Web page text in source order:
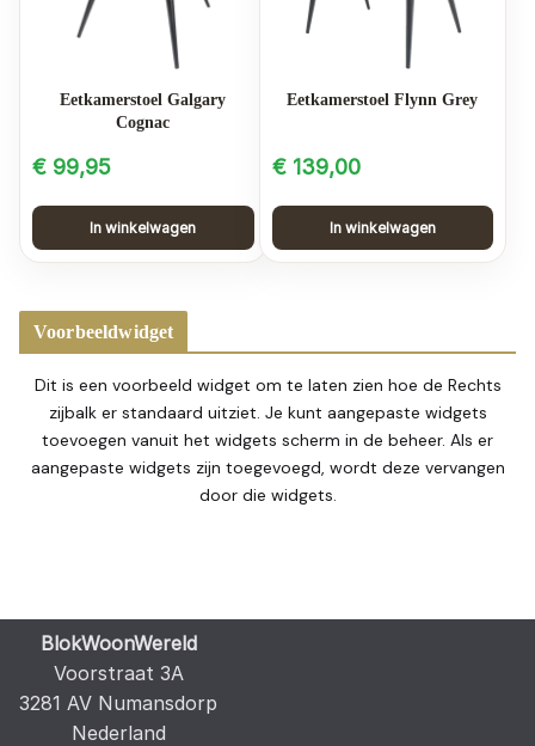
Eetkamerstoel Galgary
Cognac
€ 99,95
In winkelwagen
Eetkamerstoel Flynn Grey
€139,00
In winkelwagen
Voorbeeldwidget
Dit is een voorbeeld widget om te laten zien hoe de Rechts
zijbalk er standaard uitziet. Je kunt aangepaste widgets
toevoegen vanuit het widgets scherm in de beheer. Als er
aangepaste widgets zijn toegevoegd, wordt deze vervangen
door die widgets.
BlokWoonWereld
Voorstraat 3A
3281 AV Numansdorp
Nederland